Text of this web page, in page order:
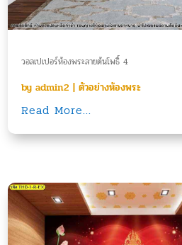
วอลเปเปอร์ห้องพระลายต้นโพธิ์ 4
byadmin2 |ตัวอย่างห้องพระ
Read More...